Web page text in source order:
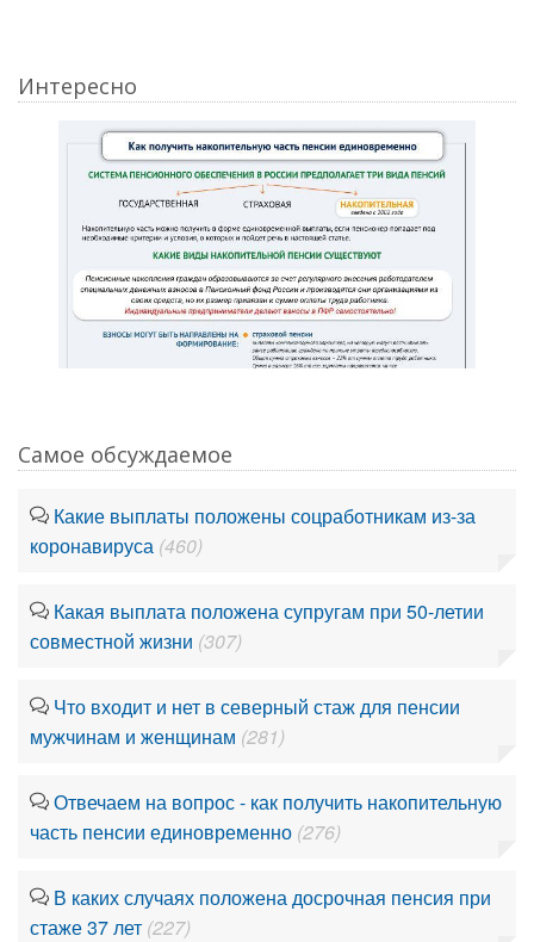
Интересно
Самое обсуждаемое
Какие выплаты положены соцработникам из-за
коронавируса (460)
Какая выплата положена супругам при 50-летии
совместной жизни (307)
Что входит и нет в северный стаж для пенсии
мужчинам и женщинам (281)
Отвечаем на вопрос - как получить накопительную
часть пенсии единовременно (276)
В каких случаях положена досрочная пенсия при
стаже 37 лет (227)